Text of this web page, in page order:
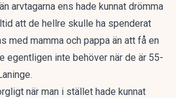
arvtagarna ens hade kunnat drömma
att de hellre skulle ha spenderat
med mamma och pappa än att få en
egentligen inte behöver när de är 55-
när man i stället hade kunnat